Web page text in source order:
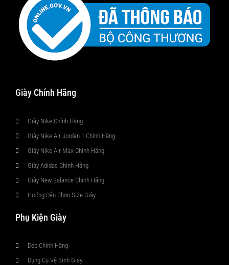
Giày Chính Hãng
Giày Nike Chính Hãng
Giày Nike Air Jordan 1 Chính Hãng
Giày Nike Air Max Chính Hãng
Giày Adidas Chính Hãng
Giày New Balance Chính Hãng
Hướng Dẫn Chọn Size Giày
Phụ Kiện Giày
Dép Chính Hãng
Dụng Cụ Vệ Sinh Giày